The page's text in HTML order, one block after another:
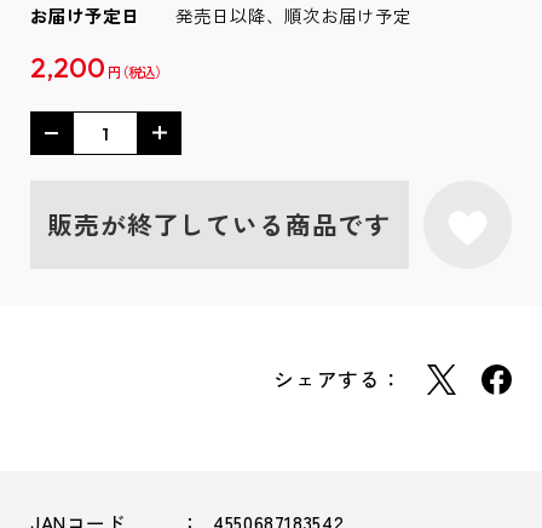
お届け予定日 発売日以降、順次お届け予定
2,200 円
販売が終了している商品です
シェアする：